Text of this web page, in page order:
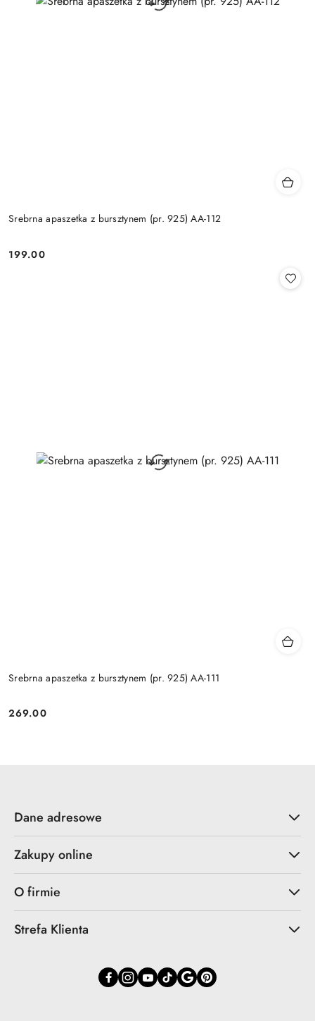
Srebrna apaszetka z bursztynem (pr. 925) AA-112
Cena:
199.00
Srebrna apaszetka z bursztynem (pr. 925) AA-111
Cena:
269.00
Dane adresowe
Zakupy online
O firmie
Strefa Klienta